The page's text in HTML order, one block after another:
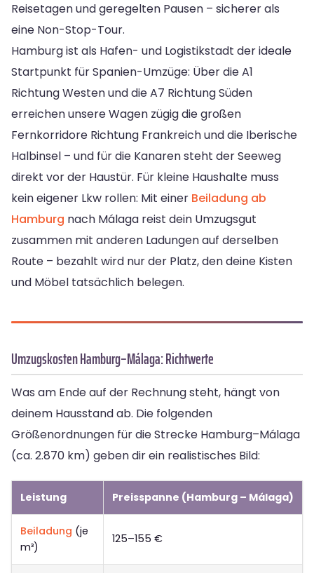
Reisetagen und geregelten Pausen – sicherer als
eine Non-Stop-Tour.
Hamburg ist als Hafen- und Logistikstadt der ideale
Startpunkt für Spanien-Umzüge: Über die A1
Richtung Westen und die A7 Richtung Süden
erreichen unsere Wagen zügig die großen
Fernkorridore Richtung Frankreich und die Iberische
Halbinsel – und für die Kanaren steht der Seeweg
direkt vor der Haustür. Für kleine Haushalte muss
kein eigener Lkw rollen: Mit einer Beiladung ab
Hamburg nach Málaga reist dein Umzugsgut
zusammen mit anderen Ladungen auf derselben
Route – bezahlt wird nur der Platz, den deine Kisten
und Möbel tatsächlich belegen.
Umzugskosten Hamburg–Málaga: Richtwerte
Was am Ende auf der Rechnung steht, hängt von
deinem Hausstand ab. Die folgenden
Größenordnungen für die Strecke Hamburg–Málaga
(ca. 2.870 km) geben dir ein realistisches Bild:
Leistung Preisspanne (Hamburg – Málaga)
Beiladung (je
m³)
125–155 €